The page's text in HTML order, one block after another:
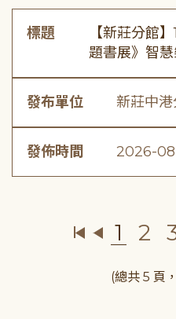
標題
【新莊分館
題書展》智
發布單位 新莊中港
發佈時間 2026-
1 2
(總共 5 頁